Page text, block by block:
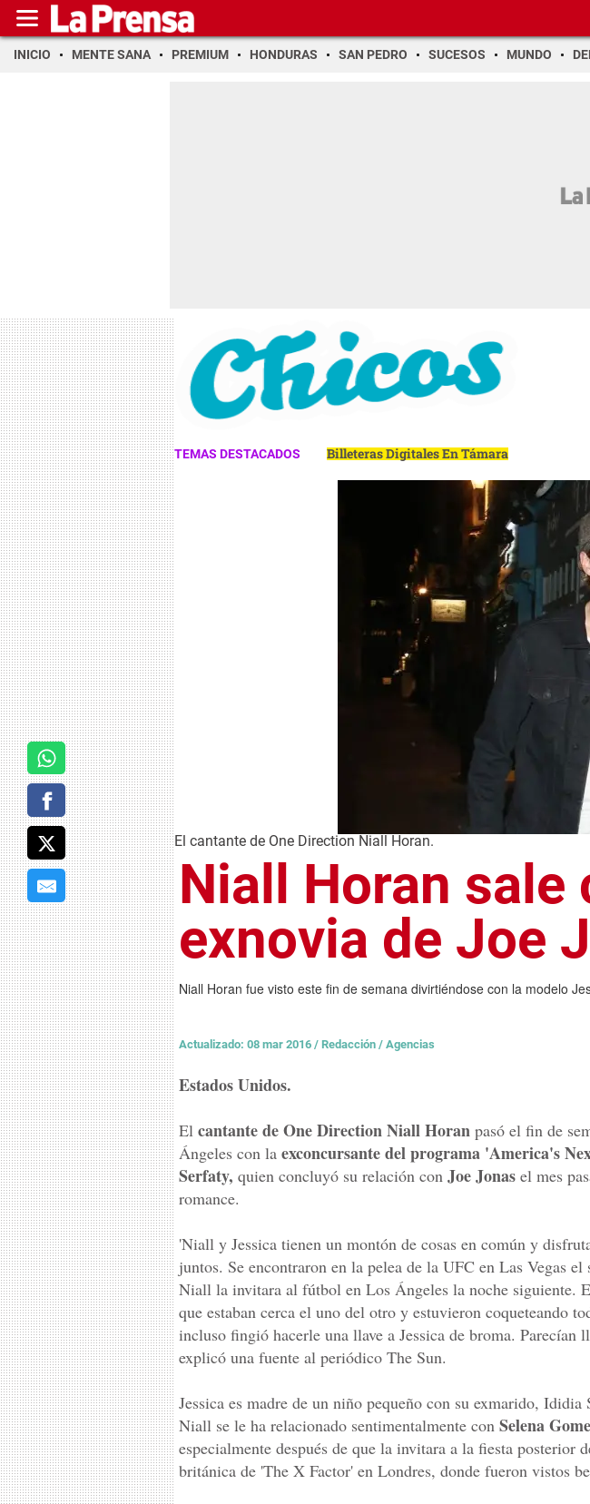
INICIO MENTE SANA PREMIUM HONDURAS SAN PEDRO SUCESOS MUNDO
TEMAS DESTACADOS Billeteras Digitales En Támara
El cantante de One Direction Niall Horan.
Niall Horan sale
exnovia de Joe
Niall Horan fue visto este fin de semana divirtiéndose con la modelo
Actualizado: 08 mar 2016 / Redacción / Agencias
Estados Unidos.
El cantante de One Direction Niall Horan pasó el fin de
Ángeles con la exconcursante del programa 'America's
Serfaty, quien concluyó su relación con Joe Jonas el mes
romance.
'Niall y Jessica tienen un montón de cosas en común y
juntos. Se encontraron en la pelea de la UFC en Las Vegas el
Niall la invitara al fútbol en Los Ángeles la noche siguiente.
que estaban cerca el uno del otro y estuvieron coqueteando
incluso fingió hacerle una llave a Jessica de broma. Parecían
explicó una fuente al periódico The Sun.
Jessica es madre de un niño pequeño con su exmarido, Ididia
Niall se le ha relacionado sentimentalmente con Selena
especialmente después de que la invitara a la fiesta posterior
británica de 'The X Factor' en Londres, donde fueron vistos